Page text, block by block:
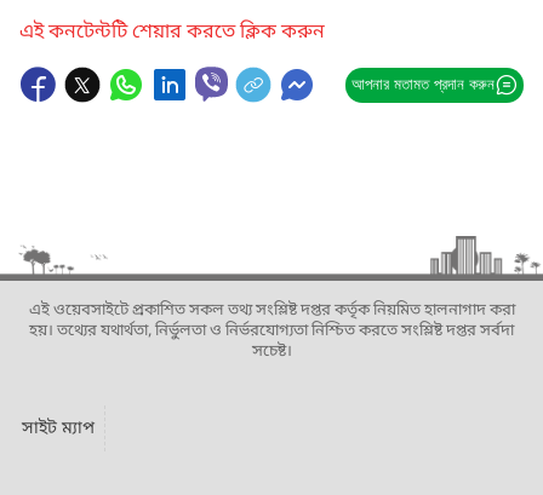
এই কনটেন্টটি শেয়ার করতে ক্লিক করুন
আপনার মতামত প্রদান করুন
এই ওয়েবসাইটে প্রকাশিত সকল তথ্য সংশ্লিষ্ট দপ্তর কর্তৃক নিয়মিত হালনাগাদ করা
হয়। তথ্যের যথার্থতা, নির্ভুলতা ও নির্ভরযোগ্যতা নিশ্চিত করতে সংশ্লিষ্ট দপ্তর সর্বদা
সচেষ্ট।
সাইট ম্যাপ